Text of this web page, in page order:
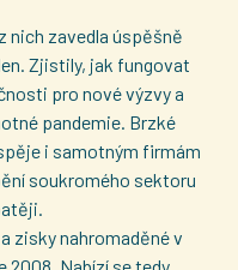
nich zavedla úspěšně
Zjistily, jak fungovat
pro nové výzvy a
pandemie. Brzké
i samotným firmám
soukromého sektoru
zisky nahromaděné v